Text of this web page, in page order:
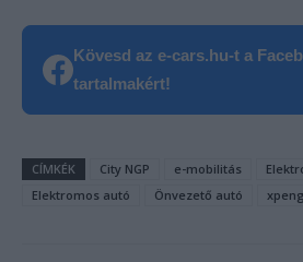
Kövesd az e-cars.hu-t a
tartalmakért!
CÍMKÉK City NGP e-mobilitás
Elektromos autó
Önvezető autó